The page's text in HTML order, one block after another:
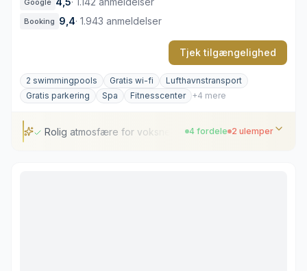
Google
Booking 9,4· 1.943 anmeldelser
Tjek tilgængelighed
2 swimmingpools Gratis wi-fi
Lufthavnstransport
Gratis parkering
Spa Fitnesscenter +4 mere
Rolig atmosfære for voksne 4 fordele 2 ulemper